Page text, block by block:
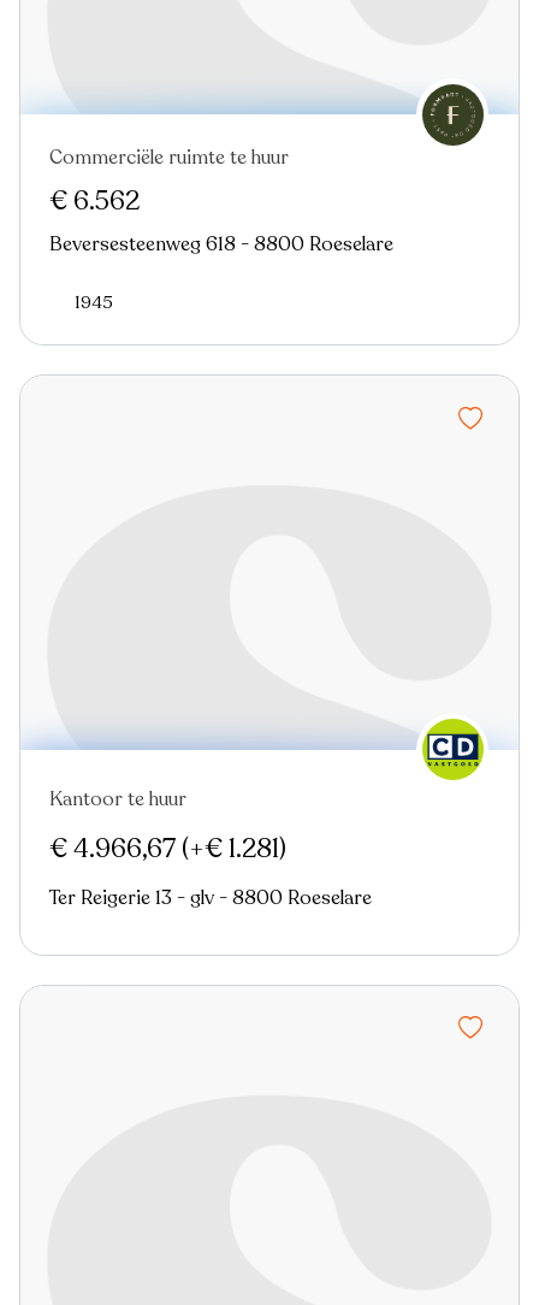
Nieuw
Commerciële ruimte te huur
€ 6.562
Beversesteenweg 618 - 8800 Roeselare
1945
Nieuw
Kantoor te huur
€ 4.966,67 (+€ 1.281)
Ter Reigerie 13 - glv - 8800 Roeselare